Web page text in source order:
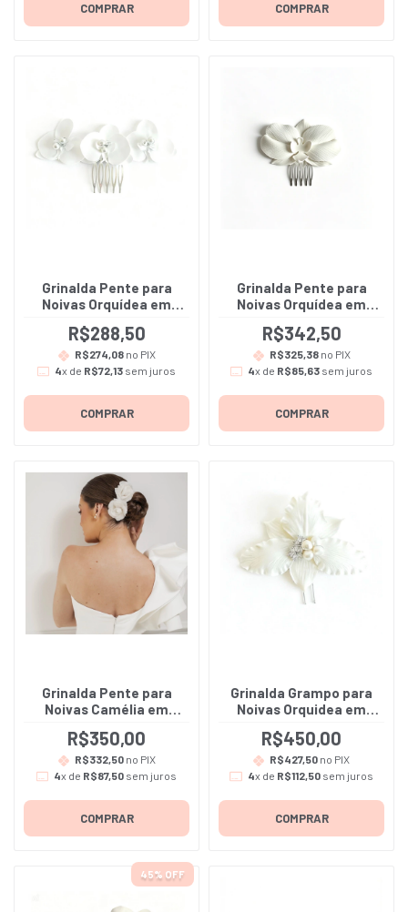
COMPRAR COMPRAR
Grinalda Pente para
Noivas Orquídea em
Juliana
R$288,50
R$274,08no PIX
4x de R$72,13 sem juros
COMPRAR
Grinalda Pente para
Noivas Orquídea em
Branca - Vera - A
unidade
R$342,50
R$325,38no PIX
4x de R$85,63 sem juros
COMPRAR
Grinalda Pente para
Noivas Camélia em
White - Lavinia - A
unidade
R$350,00
R$332,50no PIX
4x de R$87,50 sem juros
COMPRAR
Grinalda Grampo para
Noivas Orquidea em
Perolada - Adriana
R$450,00
R$427,50 no PIX
4x de R$112,50sem juros
COMPRAR
45% OFF